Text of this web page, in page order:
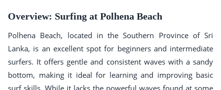
Overview: Surfing at Polhena Beach
Polhena Beach, located in the Southern Province of Sri
Lanka, is an excellent spot for beginners and intermediate
surfers. It offers gentle and consistent waves with a sandy
bottom, making it ideal for learning and improving basic